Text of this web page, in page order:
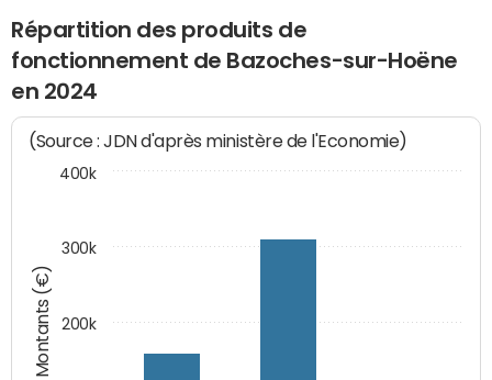
Répartition des produits de
fonctionnement de Bazoches-sur-Hoëne
en 2024
Montants (€)
(Source : JDN d'après ministère de l'Economie)
200k
300k
400k